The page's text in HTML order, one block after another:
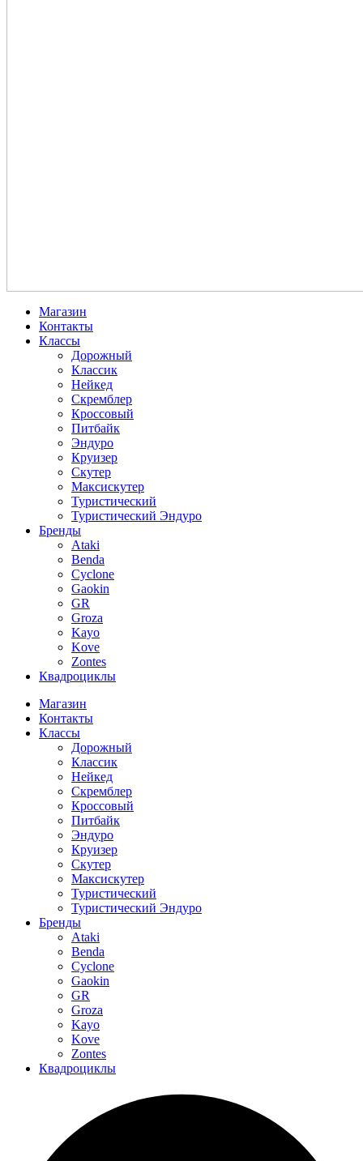
Магазин
Контакты
Классы
Дорожный
Классик
Нейкед
Скремблер
Кроссовый
Питбайк
Эндуро
Круизер
Скутер
Максискутер
Туристический
Туристический Эндуро
Бренды
Ataki
Benda
Cyclone
Gaokin
GR
Groza
Kayo
Kove
Zontes
Квадроциклы
Магазин
Контакты
Классы
Дорожный
Классик
Нейкед
Скремблер
Кроссовый
Питбайк
Эндуро
Круизер
Скутер
Максискутер
Туристический
Туристический Эндуро
Бренды
Ataki
Benda
Cyclone
Gaokin
GR
Groza
Kayo
Kove
Zontes
Квадроциклы